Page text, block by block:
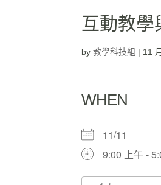
互動教學
by教學科技組 | 11
WHEN
11/11
9:00 上午 -